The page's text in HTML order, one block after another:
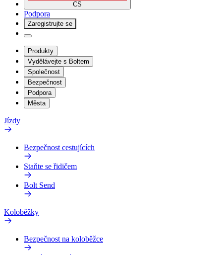
CS
Podpora
Zaregistrujte se
Produkty
Vydělávejte s Boltem
Společnost
Bezpečnost
Podpora
Města
Jízdy
Bezpečnost cestujících
Staňte se řidičem
Bolt Send
Koloběžky
Bezpečnost na koloběžce